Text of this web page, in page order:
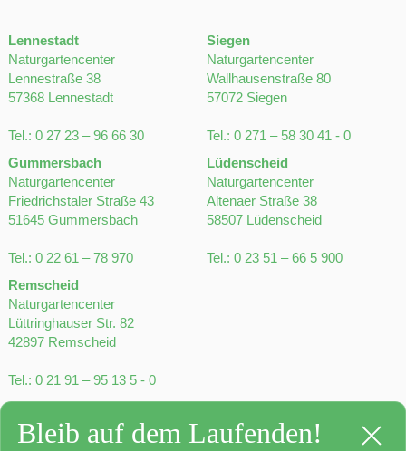
Bleib auf dem Laufenden!
Lennestadt
Naturgartencenter
Lennestraße 38
57368 Lennestadt
Tel.: 0 27 23 – 96 66 30
Siegen
Naturgartencenter
Wallhausenstraße 80
57072 Siegen
Tel.:0 271 – 58 30 41 - 0
Gummersbach
Naturgartencenter
Friedrichstaler Straße 43
51645 Gummersbach
Tel.: 0 22 61 – 78 970
Lüdenscheid
Naturgartencenter
Altenaer Straße 38
58507 Lüdenscheid
Tel.:0 23 51 – 66 5 900
Remscheid
Naturgartencenter
Lüttringhauser Str. 82
42897 Remscheid
Tel.: 0 21 91 – 95 13 5 - 0